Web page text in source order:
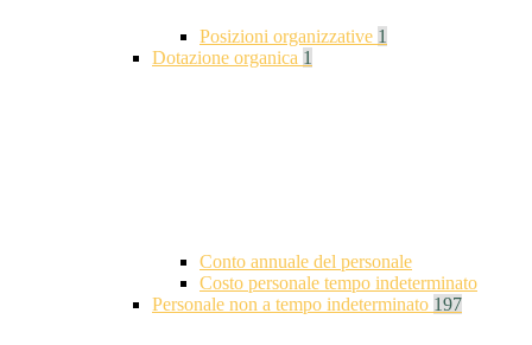
Posizioni organizzative 1
Dotazione organica 1
Conto annuale del personale
Costo personale tempo indeterminato
Personale non a tempo indeterminato 197